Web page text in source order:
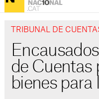
TRIBUNAL DE
de Cuentas
bienes para